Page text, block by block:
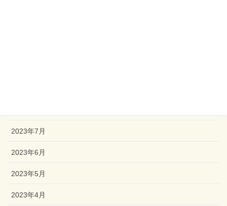
2023年7月
2023年6月
2023年5月
2023年4月